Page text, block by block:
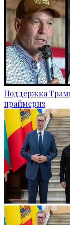
Поддержка
праймериз